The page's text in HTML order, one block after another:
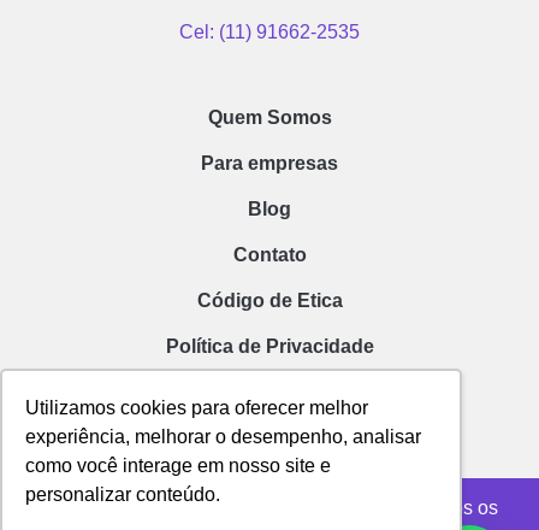
Utilizamos cookies para oferecer melhor
experiência, melhorar o desempenho, analisar
como você interage em nosso site e
personalizar conteúdo.
Cel: (11) 91662-2535
Quem Somos
Para empresas
Blog
Contato
Código de Etica
Política de Privacidade
Yassaka – Acelerando Prosperidade | © 2023 – Todos os